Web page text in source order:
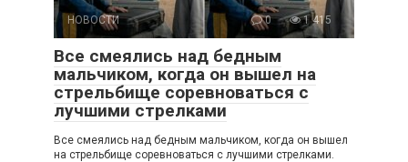
НОВОСТИ 0 1 415
Все смеялись над бедным
мальчиком, когда он вышел на
стрельбище соревноваться с
лучшими стрелками
Все смеялись над бедным мальчиком, когда он вышел
на стрельбище соревноваться с лучшими стрелками.